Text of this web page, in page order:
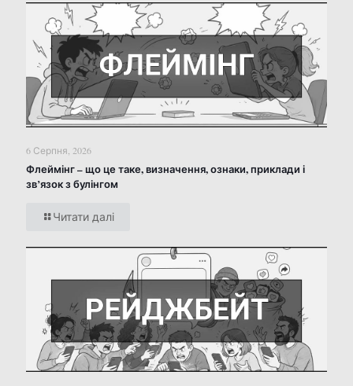
6 Серпня, 2026
Флеймінг – що це таке, визначення, ознаки, приклади і
зв’язок з булінгом
Читати далі